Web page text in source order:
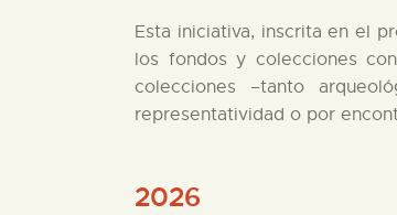
Esta iniciativa, inscrita en el
los fondos y colecciones
colecciones –tanto
representatividad o por
2026